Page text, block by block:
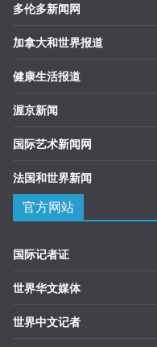
多伦多新闻网
加拿大和世界报道
健康生活报道
渥京新闻
国际艺术新闻网
法国和世界新闻
官方网站
国际记者证
世界华文媒体
世界中文记者